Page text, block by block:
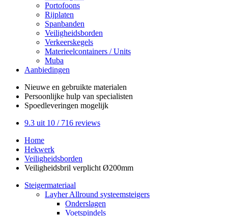
Portofoons
Rijplaten
Spanbanden
Veiligheidsborden
Verkeerskegels
Materieelcontainers / Units
Muba
Aanbiedingen
Nieuwe en gebruikte materialen
Persoonlijke hulp van specialisten
Spoedleveringen mogelijk
9.3 uit 10 / 716 reviews
Home
Hekwerk
Veiligheidsborden
Veiligheidsbril verplicht Ø200mm
Steigermateriaal
Layher Allround systeemsteigers
Onderslagen
Voetspindels